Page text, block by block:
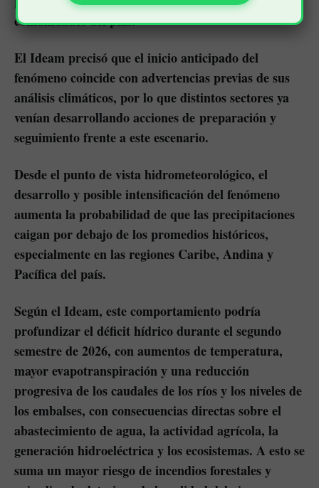
comunidades del país.
El Ideam precisó que el inicio anticipado del
fenómeno coincide con advertencias previas de sus
análisis climáticos, por lo que distintos sectores ya
venían desarrollando acciones de preparación y
seguimiento frente a este escenario.
Desde el punto de vista hidrometeorológico, el
desarrollo y posible intensificación del fenómeno
aumenta la probabilidad de que las precipitaciones
caigan por debajo de los promedios históricos,
especialmente en las regiones Caribe, Andina y
Pacífica del país.
Según el Ideam, este comportamiento podría
profundizar el déficit hídrico durante el segundo
semestre de 2026, con aumentos de temperatura,
mayor evapotranspiración y una reducción
progresiva de los caudales de los ríos y los niveles de
los embalses, con consecuencias directas sobre el
abastecimiento de agua, la actividad agrícola, la
generación hidroeléctrica y los ecosistemas. A esto se
suma un mayor riesgo de incendios forestales y